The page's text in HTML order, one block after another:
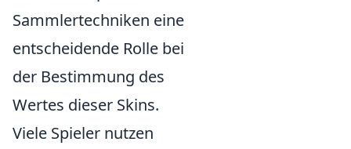
Sammlertechniken eine
entscheidende Rolle bei
der Bestimmung des
Wertes dieser Skins.
Viele Spieler nutzen